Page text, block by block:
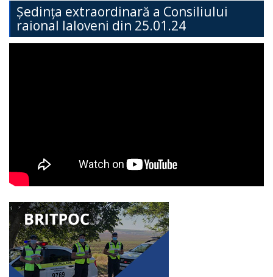
Ședința extraordinară a Consiliului
raional Ialoveni din 25.01.24